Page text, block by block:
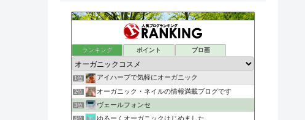
ランキング ポイント ブロ画
1位 アイハーブで気軽にオーガニック
2位 オーガニック・ネイルの情報満載ブログです
3位 ヴェールフォンセ
4位 ゆるーくオーガニックはじめました。